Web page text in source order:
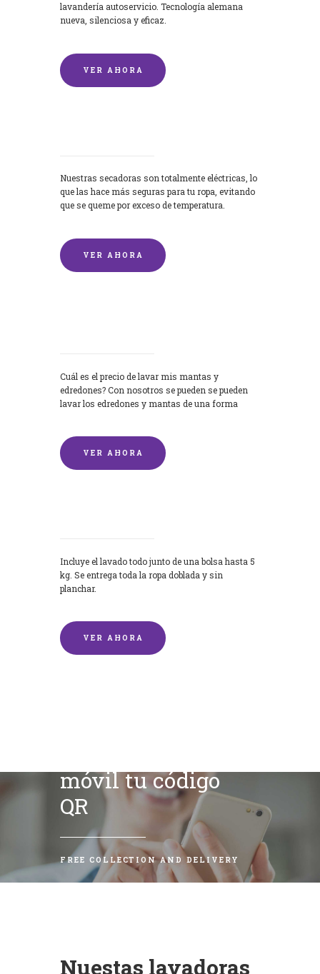
lavandería autoservicio. Tecnología alemana
nueva, silenciosa y eficaz.
VER AHORA
Nuestras secadoras son totalmente eléctricas, lo
que las hace más seguras para tu ropa, evitando
que se queme por exceso de temperatura.
VER AHORA
Cuál es el precio de lavar mis mantas y
edredones? Con nosotros se pueden se pueden
lavar los edredones y mantas de una forma
VER AHORA
Incluye el lavado todo junto de una bolsa hasta 5
kg. Se entrega toda la ropa doblada y sin
planchar.
VER AHORA
móvil tu código
QR
FREE COLLECTION AND DELIVERY
Nuestas lavadoras